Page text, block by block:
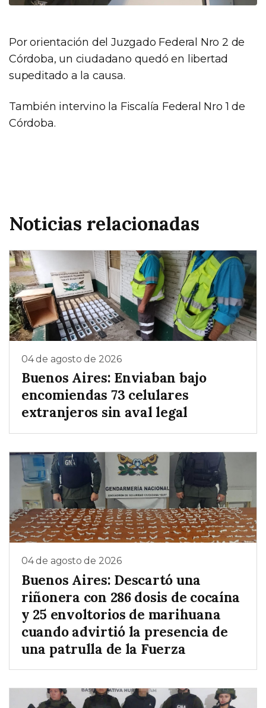
Por orientación del Juzgado Federal Nro 2 de
Córdoba, un ciudadano quedó en libertad
supeditado a la causa.
También intervino la Fiscalía Federal Nro 1 de
Córdoba.
Noticias relacionadas
04 de agosto de 2026
Buenos Aires: Enviaban bajo
encomiendas 73 celulares
extranjeros sin aval legal
04 de agosto de 2026
Buenos Aires: Descartó una
riñonera con 286 dosis de cocaína
y 25 envoltorios de marihuana
cuando advirtió la presencia de
una patrulla de la Fuerza